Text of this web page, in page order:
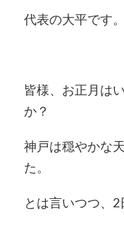
代表の大平です。
皆様、お正月は
か？
神戸は穏やかな
た。
とは言いつつ、2